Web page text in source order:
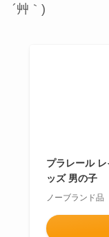
´艸｀)
プラレール
ッズ 男の子
ノーブランド品